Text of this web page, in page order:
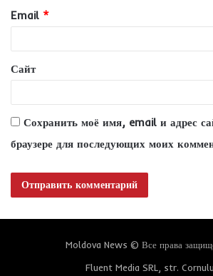
и
й
*
Email *
Сайт
Сохранить моё имя, email и адрес
браузере для последующих моих
Moldova News © Все права
Fluent Media SRL, str.